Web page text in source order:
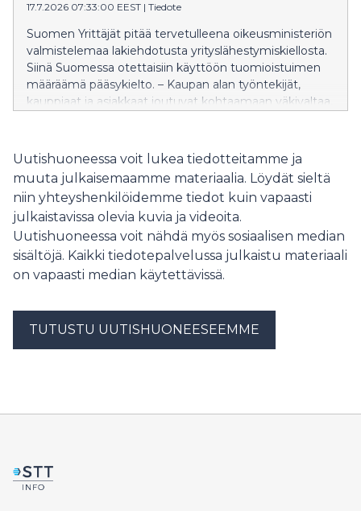
vakuutettaessa työtulo perustuisi menneisiin
ansiotulomalli ei perustu reaaliaikaisiin tuloihin vaan
vanhaan verotustietoon. Lisäksi työtulolaskurin
ongelmat on uudistuksessa ratkaistava”, johtaja Atte
Rytkönen-Sandberg Suomen Yrittäjistä sanoo.
17.7.2026 07:33:00 EEST | Tiedote
Suomen Yrittäjät pitää tervetulleena oikeusministeriön
valmistelemaa lakiehdotusta yrityslähestymiskiellosta.
Siinä Suomessa otettaisiin käyttöön tuomioistuimen
määräämä pääsykielto. – Kaupan alan työntekijät,
kauppiaat ja asiakkaat joutuvat kohtaamaan väkivaltaa,
henkilökuntaansa toistuvalta ja vakavalta häirinnältä,
Yrittäjien lainsäädäntöasioiden päällikkö Tiina
Toivonen sanoo.
Uutishuoneessa voit lukea tiedotteitamme ja
muuta julkaisemaamme materiaalia. Löydät sieltä
niin yhteyshenkilöidemme tiedot kuin vapaasti
julkaistavissa olevia kuvia ja videoita.
Uutishuoneessa voit nähdä myös sosiaalisen median
sisältöjä. Kaikki tiedotepalvelussa julkaistu materiaali
on vapaasti median käytettävissä.
TUTUSTU UUTISHUONEESEEMME